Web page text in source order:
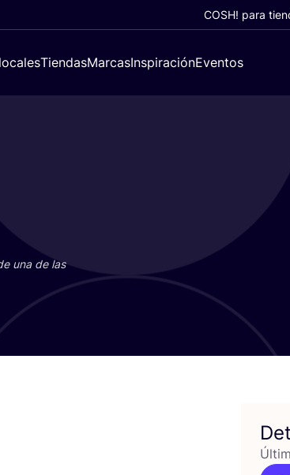
COSH! para
TiendasMarcasInspiraciónEventos
una de las